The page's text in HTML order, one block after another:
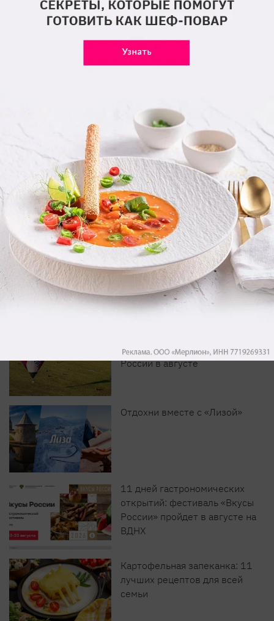
Мы в соцсетях и на видеоплатформах
Rutube
YouTube Дзен
Pinterest Max
Рекомендуем
Домашние заготовки от
«Лизы»
самые красивые фестивали
России в августе
Отдохни вместе с «Лизой»
11 дней гастрономических
открытий: фестиваль «Вкусы
России» пройдет в августе на
ВДНХ
Картофельная запеканка: 11
лучших рецептов для всей
семьи